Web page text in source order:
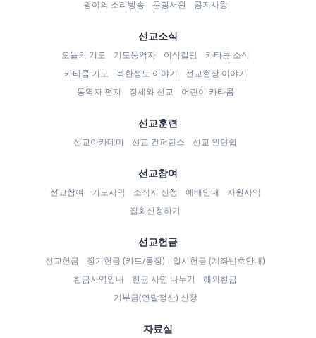
광야의 소리방송
문광서원 공지사항
선교소식
오늘의 기도 기도동역자 이삭칼럼
카타콤 소식
카타콤 기도
북한성도 이야기
선교현장 이야기
동역자 편지
정세와 선교 어린이 카타콤
선교훈련
선교아카데미 선교 컨퍼런스 선교 인턴쉽
선교참여
선교참여 기도사역 소식지 신청 예배안내
자원사역
집회신청하기
선교헌금
선교헌금 정기헌금 (카드/통장)
일시헌금 (계좌번호안내)
헌금사역안내
헌금 사연 나누기
해외헌금
기부금(연말정산) 신청
자료실